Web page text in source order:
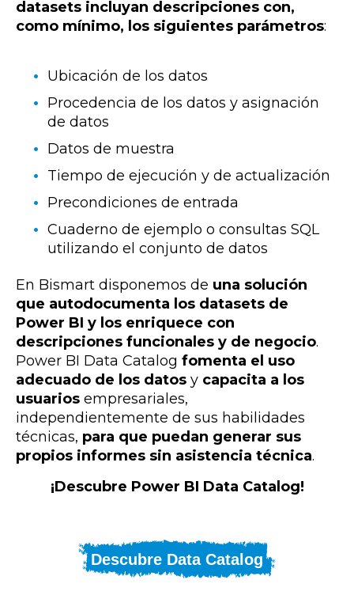
datasets incluyan descripciones con,
como mínimo, los siguientes parámetros:
Ubicación de los datos
Procedencia de los datos y asignación
de datos
Datos de muestra
Tiempo de ejecución y de actualización
Precondiciones de entrada
Cuaderno de ejemplo o consultas SQL
utilizando el conjunto de datos
En Bismart disponemos de una solución
que autodocumenta los datasets de
Power BI y los enriquece con
descripciones funcionales y de negocio.
Power BI Data Catalog fomenta el uso
adecuado de los datos y capacita a los
usuarios empresariales,
independientemente de sus habilidades
técnicas, para que puedan generar sus
propios informes sin asistencia técnica.
¡Descubre Power BI Data Catalog!
Descubre Data Catalog